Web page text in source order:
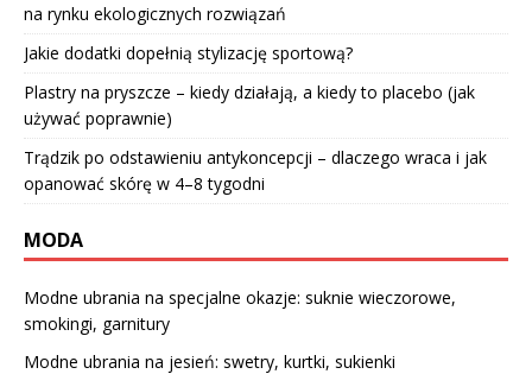
na rynku ekologicznych rozwiązań
Jakie dodatki dopełnią stylizację sportową?
Plastry na pryszcze – kiedy działają, a kiedy to placebo (jak
używać poprawnie)
Trądzik po odstawieniu antykoncepcji – dlaczego wraca i jak
opanować skórę w 4–8 tygodni
MODA
Modne ubrania na specjalne okazje: suknie wieczorowe,
smokingi, garnitury
Modne ubrania na jesień: swetry, kurtki, sukienki